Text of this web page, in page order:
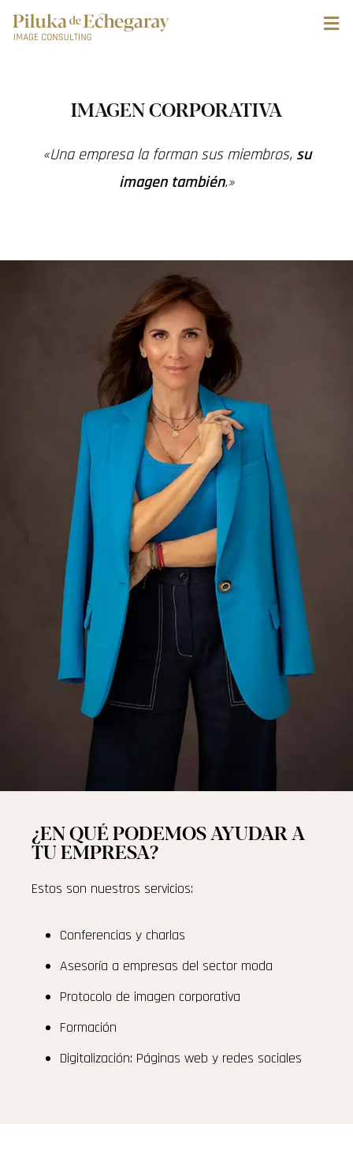
IMAGEN CORPORATIVA
«Una empresa la forman sus miembros, su
imagen también.»
¿EN QUÉ PODEMOS AYUDAR A
TU EMPRESA?
Estos son nuestros servicios:
Conferencias y charlas
Asesoría a empresas del sector moda
Protocolo de imagen corporativa
Formación
Digitalización: Páginas web y redes sociales